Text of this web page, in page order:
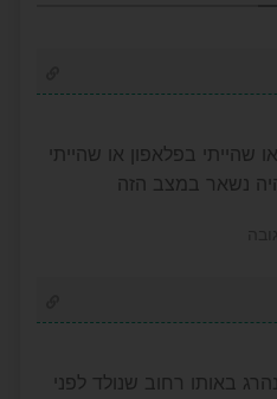
שהייתי בפלאפון או שהייתי
נשאר במצב הזה
באותו רחוב שנולד לפני